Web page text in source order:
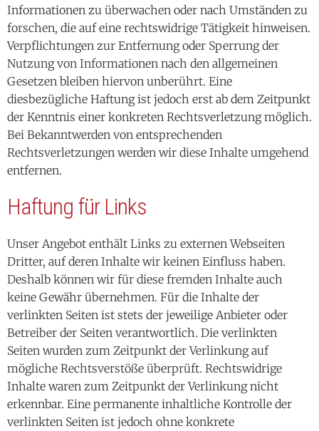
Informationen zu überwachen oder nach Umständen zu
forschen, die auf eine rechtswidrige Tätigkeit hinweisen.
Verpflichtungen zur Entfernung oder Sperrung der
Nutzung von Informationen nach den allgemeinen
Gesetzen bleiben hiervon unberührt. Eine
diesbezügliche Haftung ist jedoch erst ab dem Zeitpunkt
der Kenntnis einer konkreten Rechtsverletzung möglich.
Bei Bekanntwerden von entsprechenden
Rechtsverletzungen werden wir diese Inhalte umgehend
entfernen.
Haftung für Links
Unser Angebot enthält Links zu externen Webseiten
Dritter, auf deren Inhalte wir keinen Einfluss haben.
Deshalb können wir für diese fremden Inhalte auch
keine Gewähr übernehmen. Für die Inhalte der
verlinkten Seiten ist stets der jeweilige Anbieter oder
Betreiber der Seiten verantwortlich. Die verlinkten
Seiten wurden zum Zeitpunkt der Verlinkung auf
mögliche Rechtsverstöße überprüft. Rechtswidrige
Inhalte waren zum Zeitpunkt der Verlinkung nicht
erkennbar. Eine permanente inhaltliche Kontrolle der
verlinkten Seiten ist jedoch ohne konkrete